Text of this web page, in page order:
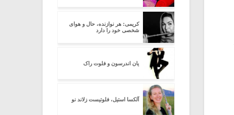
کریمی: هر نوازنده، حال و هوای
شخصی خود را دارد
یان اندرسون و فلوت راک
آلکسا استیل، فلوتیست زلاند نو